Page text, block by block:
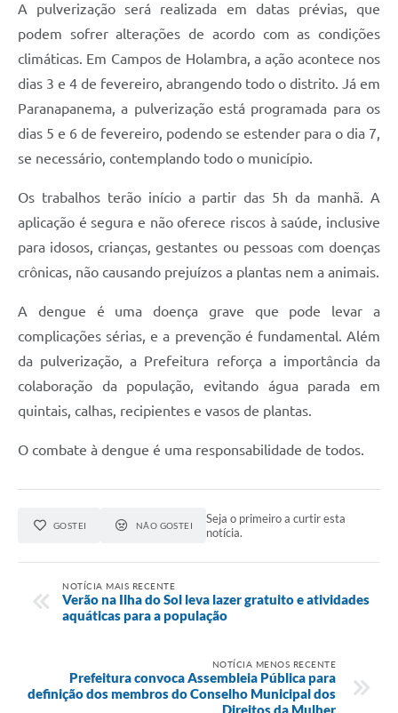
A pulverização será realizada em datas prévias, que
podem sofrer alterações de acordo com as condições
climáticas. Em Campos de Holambra, a ação acontece nos
dias 3 e 4 de fevereiro, abrangendo todo o distrito. Já em
Paranapanema, a pulverização está programada para os
dias 5 e 6 de fevereiro, podendo se estender para o dia 7,
se necessário, contemplando todo o município.
Os trabalhos terão início a partir das 5h da manhã. A
aplicação é segura e não oferece riscos à saúde, inclusive
para idosos, crianças, gestantes ou pessoas com doenças
crônicas, não causando prejuízos a plantas nem a animais.
A dengue é uma doença grave que pode levar a
complicações sérias, e a prevenção é fundamental. Além
da pulverização, a Prefeitura reforça a importância da
colaboração da população, evitando água parada em
quintais, calhas, recipientes e vasos de plantas.
O combate à dengue é uma responsabilidade de todos.
GOSTEI NÃO GOSTEI
Seja o primeiro a curtir esta
notícia.
NOTÍCIA MAIS RECENTE
Verão na Ilha do Sol leva lazer gratuito e atividades
aquáticas para a população
NOTÍCIA MENOS RECENTE
Prefeitura convoca Assembleia Pública para
definição dos membros do Conselho Municipal dos
Direitos da Mulher